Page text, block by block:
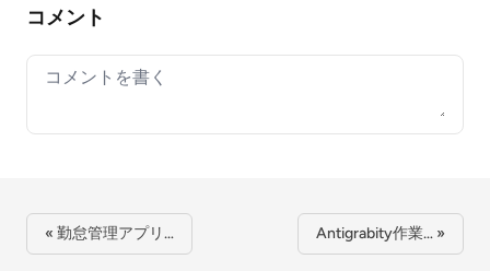
コメント
Your comment
« 勤怠管理アプリ… Antigrabity作業… »